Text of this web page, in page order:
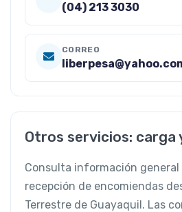
(04) 213 3030
CORREO
Otros servicios: carga
Consulta información general
recepción de encomiendas
Terrestre de Guayaquil. Las